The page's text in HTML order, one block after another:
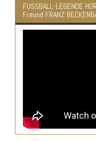
FUSSBALL-LEGENDE
Freund FRANZ